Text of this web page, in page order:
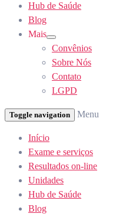
Hub de Saúde
Blog
Mais
Show
sub
menu
Convênios
Sobre Nós
Contato
LGPD
Toggle navigation Menu
Início
Exame e serviços
Resultados on-line
Unidades
Hub de Saúde
Blog